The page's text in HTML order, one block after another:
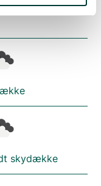
skydække